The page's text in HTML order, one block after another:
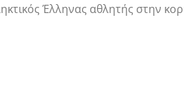
Έλληνας αθλητής στην